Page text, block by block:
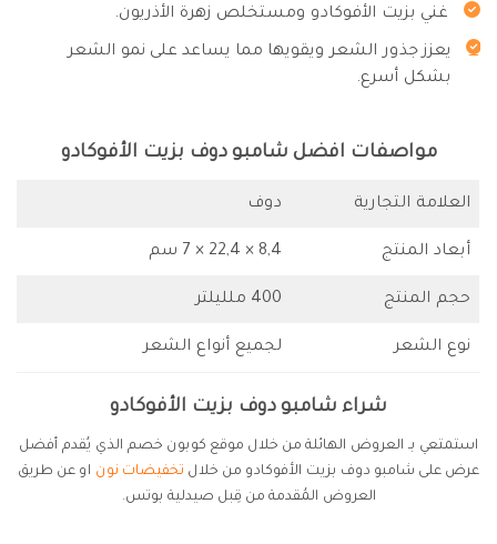
غني بزيت الأفوكادو ومستخلص زهرة الأذريون.
يعزز جذور الشعر ويقويها مما يساعد على نمو الشعر
بشكل أسرع.
مواصفات افضل شامبو دوف بزيت الأفوكادو
العلامة التجارية دوف
أبعاد المنتج 8,4 × 22,4 × 7 سم
حجم المنتج 400 ملليلتر
نوع الشعر لجميع أنواع الشعر
شراء شامبو دوف بزيت الأفوكادو
استمتعي بـ العروض الهائلة من خلال موقع كوبون خصم الذي يُقدم أفضل
عرض على شامبو دوف بزيت الأفوكادو من خلال تخفيضات نون او عن طريق
العروض المُقدمة من قِبل صيدلية بوتس.